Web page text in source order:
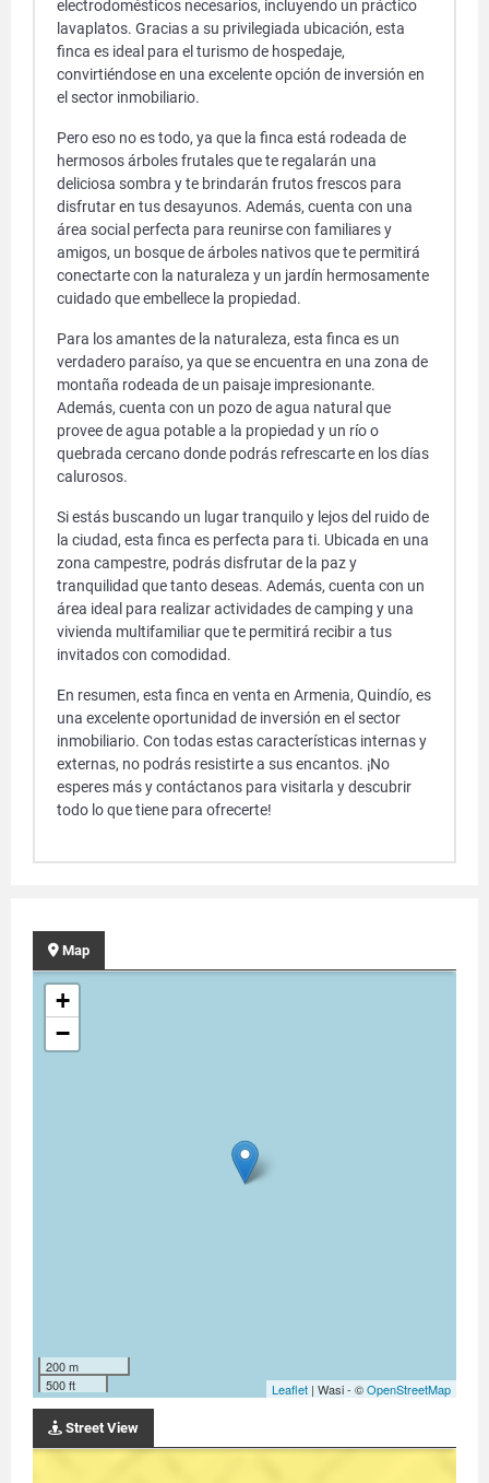
electrodomésticos necesarios, incluyendo un práctico
lavaplatos. Gracias a su privilegiada ubicación, esta
finca es ideal para el turismo de hospedaje,
convirtiéndose en una excelente opción de inversión en
el sector inmobiliario.
Pero eso no es todo, ya que la finca está rodeada de
hermosos árboles frutales que te regalarán una
deliciosa sombra y te brindarán frutos frescos para
disfrutar en tus desayunos. Además, cuenta con una
área social perfecta para reunirse con familiares y
amigos, un bosque de árboles nativos que te permitirá
conectarte con la naturaleza y un jardín hermosamente
cuidado que embellece la propiedad.
Para los amantes de la naturaleza, esta finca es un
verdadero paraíso, ya que se encuentra en una zona de
montaña rodeada de un paisaje impresionante.
Además, cuenta con un pozo de agua natural que
provee de agua potable a la propiedad y un río o
quebrada cercano donde podrás refrescarte en los días
calurosos.
Si estás buscando un lugar tranquilo y lejos del ruido de
la ciudad, esta finca es perfecta para ti. Ubicada en una
zona campestre, podrás disfrutar de la paz y
tranquilidad que tanto deseas. Además, cuenta con un
área ideal para realizar actividades de camping y una
vivienda multifamiliar que te permitirá recibir a tus
invitados con comodidad.
En resumen, esta finca en venta en Armenia, Quindío, es
una excelente oportunidad de inversión en el sector
inmobiliario. Con todas estas características internas y
externas, no podrás resistirte a sus encantos. ¡No
esperes más y contáctanos para visitarla y descubrir
todo lo que tiene para ofrecerte!
Map
+
−
200 m
500 ft
Leaflet | Wasi - ©OpenStreetMap
Street View